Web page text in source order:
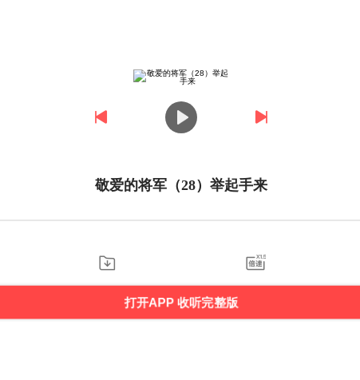
敬爱的将军（28）举起手来
打开APP 收听完整版